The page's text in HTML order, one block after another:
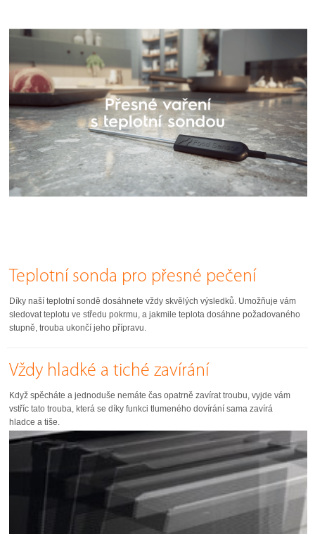
Teplotní sonda pro přesné pečení
Díky naší teplotní sondě dosáhnete vždy skvělých výsledků. Umožňuje vám
sledovat teplotu ve středu pokrmu, a jakmile teplota dosáhne požadovaného
stupně, trouba ukončí jeho přípravu.
Vždy hladké a tiché zavírání
Když spěcháte a jednoduše nemáte čas opatrně zavírat troubu, vyjde vám
vstříc tato trouba, která se díky funkci tlumeného dovírání sama zavírá
hladce a tiše.